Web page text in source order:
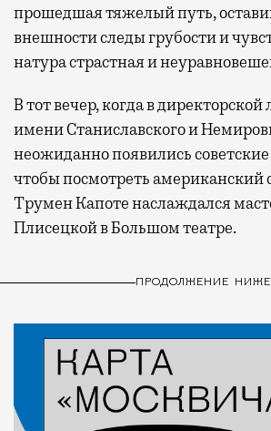
прошедшая тяжелый путь,
внешности следы грубости и
натура страстная и
В тот вечер, когда в
имени Станиславского и
неожиданно появились
чтобы посмотреть американский
Трумен Капоте наслаждался
Плисецкой в Большом театре.
ПРОДОЛЖЕНИЕ